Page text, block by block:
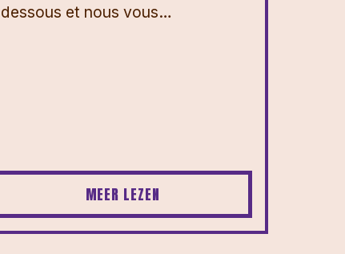
dessous et nous vous…
MEER LEZEN